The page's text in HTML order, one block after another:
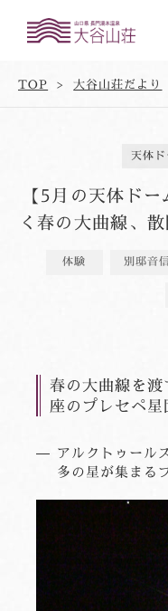
TOP 大谷山荘だより
天体
【5月の天体ド
く春の大曲線、
体験 別邸音
春の大曲線を
座のプレセペ星
アルクトゥール
多の星が集まる